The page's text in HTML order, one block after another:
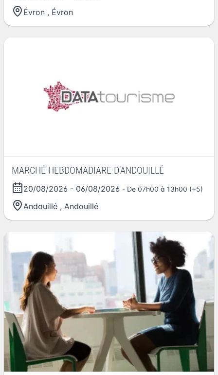
Évron , Évron
MARCHÉ HEBDOMADIARE D'ANDOUILLÉ
20/08/2026 - 06/08/2026 - De 07h00 à 13h00 (+5)
Andouillé , Andouillé